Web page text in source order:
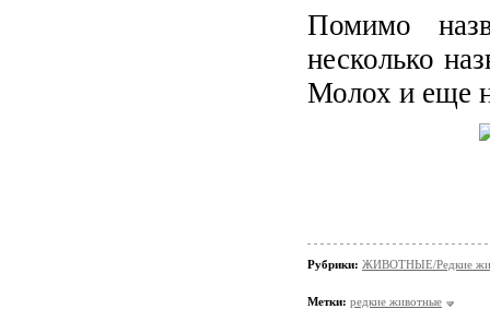
Помимо
несколько
Молох и еще
Рубрики: ЖИВОТНЫЕ/Редкие
Метки: редкие животные